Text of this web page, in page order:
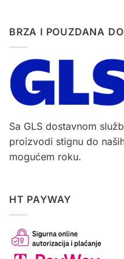
BRZA I POUZDANA
Sa GLS dostavnom
proizvodi stignu do
mogućem roku.
HT PAYWAY